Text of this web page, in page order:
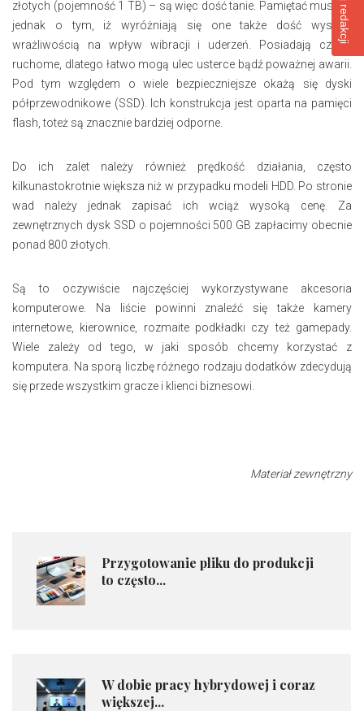
złotych (pojemność 1 TB) – są więc dość tanie. Pamiętać musimy
jednak o tym, iż wyróżniają się one także dość wysoką
wrażliwością na wpływ wibracji i uderzeń. Posiadają części
ruchome, dlatego łatwo mogą ulec usterce bądź poważnej awarii.
Pod tym względem o wiele bezpieczniejsze okażą się dyski
półprzewodnikowe (SSD). Ich konstrukcja jest oparta na pamięci
flash, toteż są znacznie bardziej odporne.
Do ich zalet należy również prędkość działania, często
kilkunastokrotnie większa niż w przypadku modeli HDD. Po stronie
wad należy jednak zapisać ich wciąż wysoką cenę. Za
zewnętrznych dysk SSD o pojemności 500 GB zapłacimy obecnie
ponad 800 złotych.
Są to oczywiście najczęściej wykorzystywane akcesoria
komputerowe. Na liście powinni znaleźć się także kamery
internetowe, kierownice, rozmaite podkładki czy też gamepady.
Wiele zależy od tego, w jaki sposób chcemy korzystać z
komputera. Na sporą liczbę różnego rodzaju dodatków zdecydują
się przede wszystkim gracze i klienci biznesowi.
Materiał zewnętrzny
Przygotowanie pliku do produkcji
to często...
W dobie pracy hybrydowej i coraz
większej...